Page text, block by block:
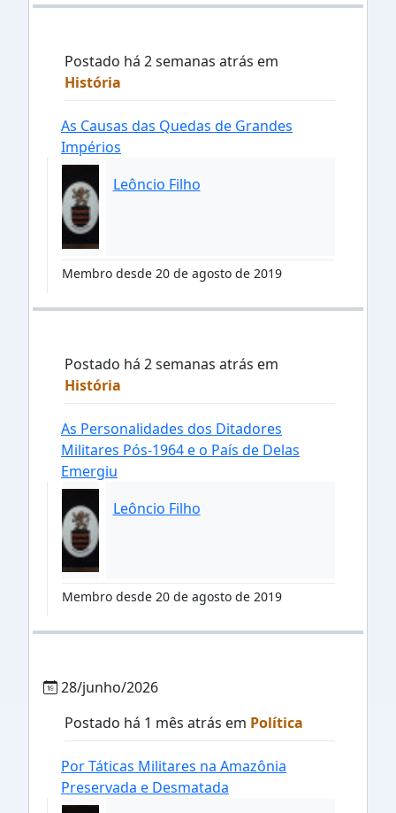
Postado há 2 semanas atrás em
História
As Causas das Quedas de Grandes
Impérios
Leôncio Filho
Membro desde 20 de agosto de 2019
Postado há 2 semanas atrás em
História
As Personalidades dos Ditadores
Militares Pós-1964 e o País de Delas
Emergiu
Leôncio Filho
Membro desde 20 de agosto de 2019
28/junho/2026
Postado há 1 mês atrás em Política
Por Táticas Militares na Amazônia
Preservada e Desmatada